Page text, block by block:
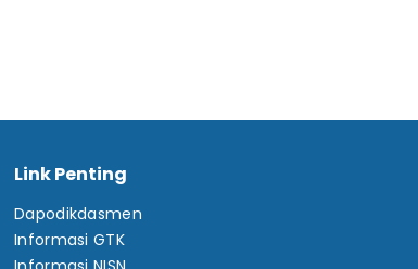
Link Penting
Dapodikdasmen
Informasi GTK